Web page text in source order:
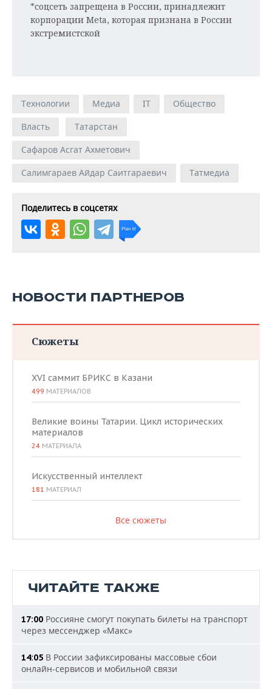
*соцсеть запрещена в России, принадлежит
корпорации Meta, которая признана в России
экстремистской
Технологии Медиа IT
Общество
Власть
Татарстан
Сафаров Асгат Ахметович
Салимгараев Айдар Саитгараевич
Татмедиа
Поделитесь в соцсетях
НОВОСТИ ПАРТНЕРОВ
Сюжеты
XVI саммит БРИКС в Казани
499 МАТЕРИАЛОВ
Великие воины Татарии. Цикл исторических
материалов
24 МАТЕРИАЛА
Искусственный интеллект
181 МАТЕРИАЛ
Все сюжеты
ЧИТАЙТЕ ТАКЖЕ
17:00 Россияне смогут покупать билеты на транспорт
через мессенджер «Макс»
14:05 В России зафиксированы массовые сбои
онлайн-сервисов и мобильной связи